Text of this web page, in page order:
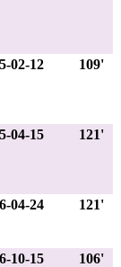
02-12 109'
04-15 121'
04-24 121'
10-15 106'